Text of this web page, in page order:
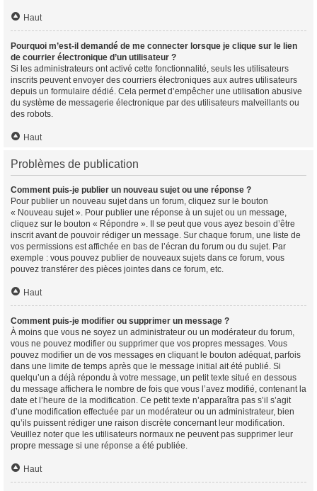
Haut
Pourquoi m’est-il demandé de me connecter lorsque je clique sur le lien
de courrier électronique d’un utilisateur ?
Si les administrateurs ont activé cette fonctionnalité, seuls les utilisateurs
inscrits peuvent envoyer des courriers électroniques aux autres utilisateurs
depuis un formulaire dédié. Cela permet d’empêcher une utilisation abusive
du système de messagerie électronique par des utilisateurs malveillants ou
des robots.
Haut
Problèmes de publication
Comment puis-je publier un nouveau sujet ou une réponse ?
Pour publier un nouveau sujet dans un forum, cliquez sur le bouton
« Nouveau sujet ». Pour publier une réponse à un sujet ou un message,
cliquez sur le bouton « Répondre ». Il se peut que vous ayez besoin d’être
inscrit avant de pouvoir rédiger un message. Sur chaque forum, une liste de
vos permissions est affichée en bas de l’écran du forum ou du sujet. Par
exemple : vous pouvez publier de nouveaux sujets dans ce forum, vous
pouvez transférer des pièces jointes dans ce forum, etc.
Haut
Comment puis-je modifier ou supprimer un message ?
À moins que vous ne soyez un administrateur ou un modérateur du forum,
vous ne pouvez modifier ou supprimer que vos propres messages. Vous
pouvez modifier un de vos messages en cliquant le bouton adéquat, parfois
dans une limite de temps après que le message initial ait été publié. Si
quelqu’un a déjà répondu à votre message, un petit texte situé en dessous
du message affichera le nombre de fois que vous l’avez modifié, contenant la
date et l’heure de la modification. Ce petit texte n’apparaîtra pas s’il s’agit
d’une modification effectuée par un modérateur ou un administrateur, bien
qu’ils puissent rédiger une raison discrète concernant leur modification.
Veuillez noter que les utilisateurs normaux ne peuvent pas supprimer leur
propre message si une réponse a été publiée.
Haut